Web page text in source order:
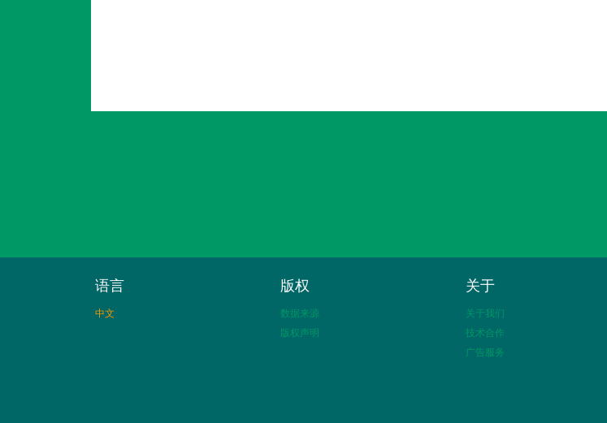
语言
中文
版权
数据来源
版权声明
关于
关于我们
技术合作
广告服务